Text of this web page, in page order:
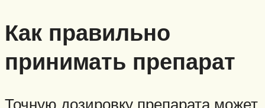
Как правильно
принимать препарат
Точную дозировку препарата может